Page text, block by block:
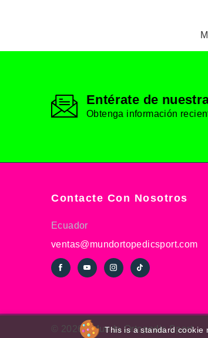
Entérate de
Obtenga información
Contacte Con Nosotros
Ecuador
ventas@mundortopedicsport.com
This is a standard cookie
© 2026 - Mundo Ortopedic Sport